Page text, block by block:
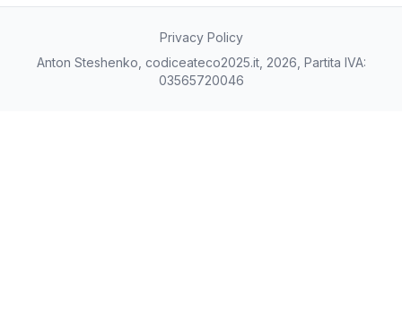
Privacy Policy
Anton Steshenko, codiceateco2025.it, 2026, Partita IVA:
03565720046